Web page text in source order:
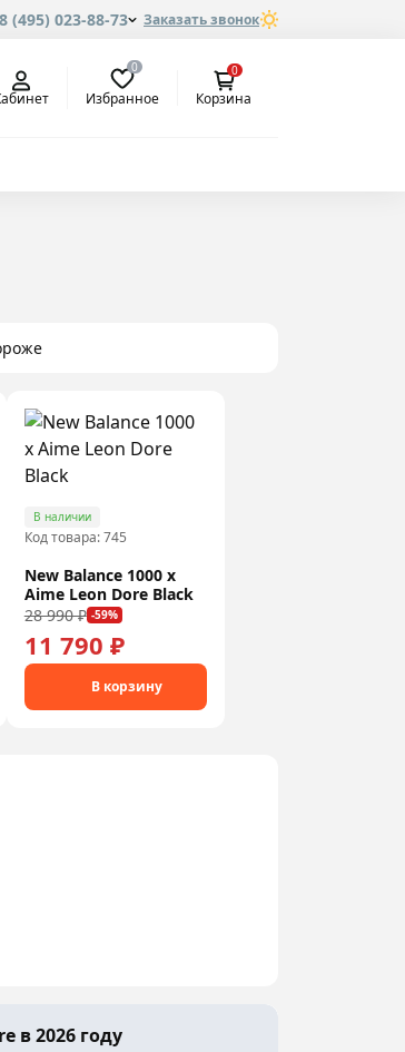
8 (495) 023-88-73 Заказать звонок
0
Избранное
0
Корзина
В наличии
Код товара: 745
New Balance 1000 x
Aime Leon Dore Black
28 990 ₽ -59%
11 790 ₽
В корзину
в 2026 году